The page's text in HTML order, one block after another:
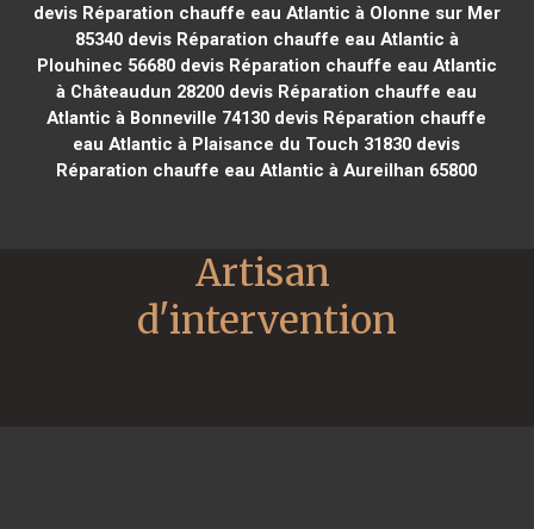
devis Réparation chauffe eau Atlantic à Olonne sur Mer
85340devis Réparation chauffe eau Atlantic à
Plouhinec 56680devis Réparation chauffe eau Atlantic
à Châteaudun 28200 devis Réparation chauffe eau
Atlantic à Bonneville 74130 devis Réparation chauffe
eau Atlantic à Plaisance du Touch 31830 devis
Réparation chauffe eau Atlantic à Aureilhan 65800
Artisan
d'intervention